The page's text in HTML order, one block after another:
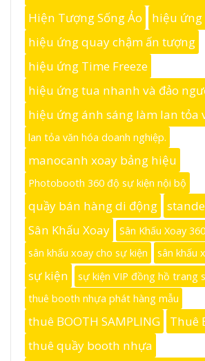
Hiện Tượng Sống Ảo
hiệu
hiệu ứng quay chậm ấn tượng
hiệu ứng Time Freeze
hiệu ứng tua nhanh và đảo
hiệu ứng ánh sáng làm lan tỏa
lan tỏa văn hóa doanh nghiệp.
manocanh xoay bảng hiệu
Photobooth 360 độ sự kiện nội bộ
quầy bán hàng di động
Sân Khấu Xoay
Sân Khấu Xoay
sân khấu xoay cho sự kiện
sân khấu
sự kiện
sự kiện VIP đồng hồ trang
thuê booth nhựa phát hàng mẫu
thuê BOOTH SAMPLING
Thuê
thuê quầy booth nhựa